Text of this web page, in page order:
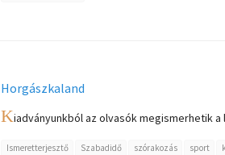
Horgászkaland
Kiadványunkból az olvasók megismerhetik
Ismeretterjesztő Szabadidő szórakozás sport